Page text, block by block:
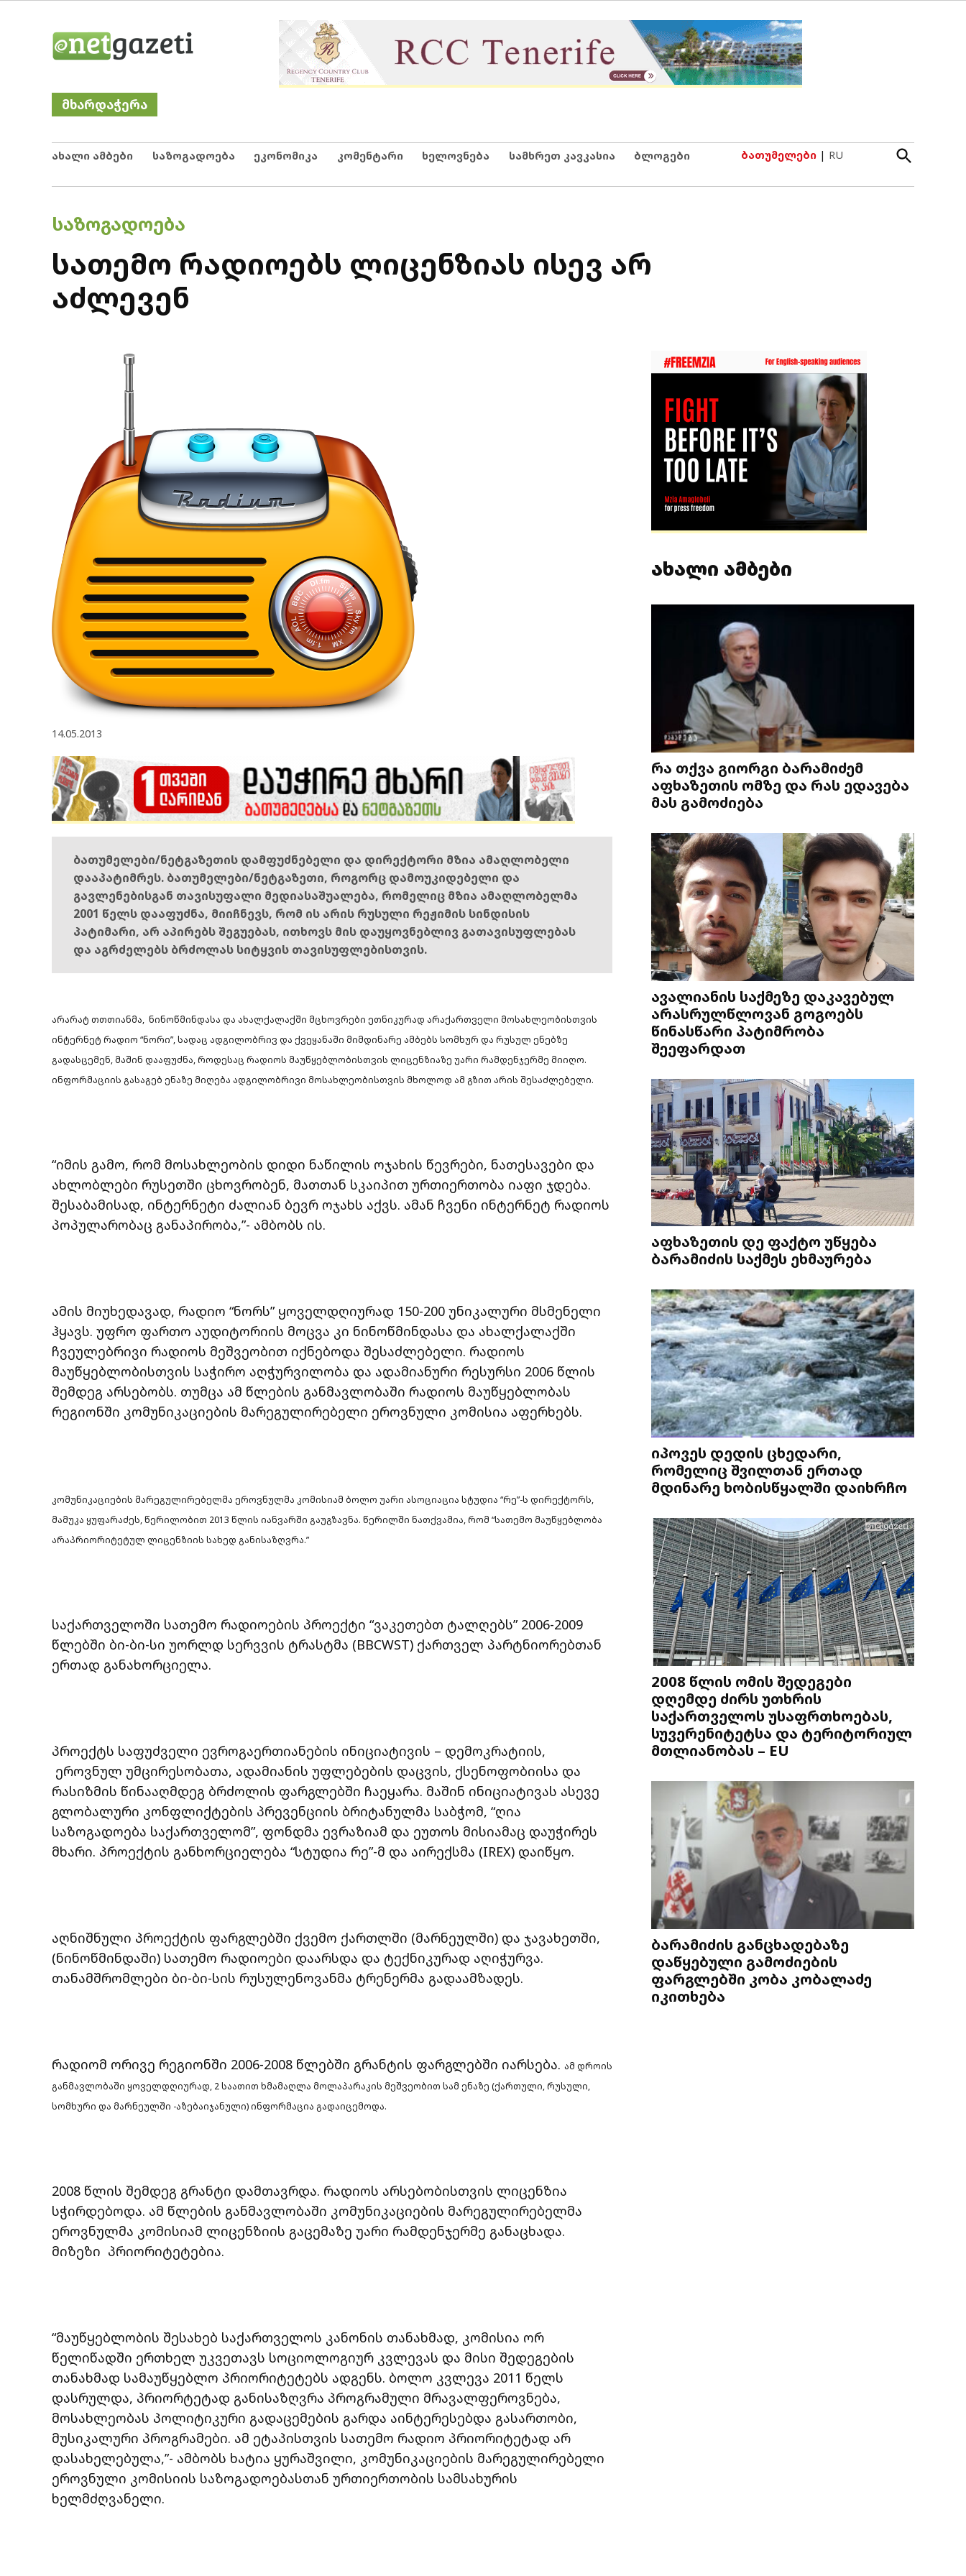
Netgazeti
მხარდაჭერა
ახალი ამბები საზოგადოება ეკონომიკა კომენტარი ხელოვნება სამხრეთ კავკასია ბლოგები ბათუმელები | RU
Open
Search
POSTED
ᲡᲐᲖᲝᲒᲐᲓᲝᲔᲑᲐ
სათემო რადიოებს ლიცენზიას ისევ არ
აძლევენ
14.05.2013
ბათუმელები/ნეტგაზეთის დამფუძნებელი და დირექტორი მზია ამაღლობელი
დააპატიმრეს. ბათუმელები/ნეტგაზეთი, როგორც დამოუკიდებელი და
გავლენებისგან თავისუფალი მედიასაშუალება, რომელიც მზია ამაღლობელმა
2001 წელს დააფუძნა, მიიჩნევს, რომ ის არის რუსული რეჟიმის სინდისის
პატიმარი, არ აპირებს შეგუებას, ითხოვს მის დაუყოვნებლივ გათავისუფლებას
და აგრძელებს ბრძოლას სიტყვის თავისუფლებისთვის.
არარატ თთთიანმა, ნინოწმინდასა და ახალქალაქში მცხოვრები ეთნიკურად არაქართველი მოსახლეობისთვის
ინტერნეტ რადიო “ნორი”, სადაც ადგილობრივ და ქვეყანაში მიმდინარე ამბებს სომხურ და რუსულ ენებზე
გადასცემენ, მაშინ დააფუძნა, როდესაც რადიოს მაუწყებლობისთვის ლიცენზიაზე უარი რამდენჯერმე მიიღო.
ინფორმაციის გასაგებ ენაზე მიღება ადგილობრივი მოსახლეობისთვის მხოლოდ ამ გზით არის შესაძლებელი.
“იმის გამო, რომ მოსახლეობის დიდი ნაწილის ოჯახის წევრები, ნათესავები და
ახლობლები რუსეთში ცხოვრობენ, მათთან სკაიპით ურთიერთობა იაფი ჯდება.
შესაბამისად, ინტერნეტი ძალიან ბევრ ოჯახს აქვს. ამან ჩვენი ინტერნეტ რადიოს
პოპულარობაც განაპირობა,”- ამბობს ის.
ამის მიუხედავად, რადიო “ნორს” ყოველდღიურად 150-200 უნიკალური მსმენელი
ჰყავს. უფრო ფართო აუდიტორიის მოცვა კი ნინოწმინდასა და ახალქალაქში
ჩვეულებრივი რადიოს მეშვეობით იქნებოდა შესაძლებელი. რადიოს
მაუწყებლობისთვის საჭირო აღჭურვილობა და ადამიანური რესურსი 2006 წლის
შემდეგ არსებობს. თუმცა ამ წლების განმავლობაში რადიოს მაუწყებლობას
რეგიონში კომუნიკაციების მარეგულირებელი ეროვნული კომისია აფერხებს.
კომუნიკაციების მარეგულირებელმა ეროვნულმა კომისიამ ბოლო უარი ასოციაცია სტუდია “რე”-ს დირექტორს,
მამუკა ყუფარაძეს, წერილობით 2013 წლის იანვარში გაუგზავნა. წერილში ნათქვამია, რომ “სათემო მაუწყებლობა
არაპრიორიტეტულ ლიცენზიის სახედ განისაზღვრა.”
საქართველოში სათემო რადიოების პროექტი “ვაკეთებთ ტალღებს” 2006-2009
წლებში ბი-ბი-სი უორლდ სერვვის ტრასტმა (BBCWST) ქართველ პარტნიორებთან
ერთად განახორციელა.
პროექტს საფუძველი ევროგაერთიანების ინიციატივის – დემოკრატიის,
ეროვნულ უმცირესობათა, ადამიანის უფლებების დაცვის, ქსენოფობიისა და
რასიზმის წინააღმდეგ ბრძოლის ფარგლებში ჩაეყარა. მაშინ ინიციატივას ასევე
გლობალური კონფლიქტების პრევენციის ბრიტანულმა საბჭომ, “ღია
საზოგადოება საქართველომ”, ფონდმა ევრაზიამ და ეუთოს მისიამაც დაუჭირეს
მხარი. პროექტის განხორციელება “სტუდია რე”-მ და აირექსმა (IREX) დაიწყო.
აღნიშნული პროექტის ფარგლებში ქვემო ქართლში (მარნეულში) და ჯავახეთში,
(ნინოწმინდაში) სათემო რადიოები დაარსდა და ტექნიკურად აღიჭურვა.
თანამშრომლები ბი-ბი-სის რუსულენოვანმა ტრენერმა გადაამზადეს.
რადიომ ორივე რეგიონში 2006-2008 წლებში გრანტის ფარგლებში იარსება. ამ დროის
განმავლობაში ყოველდღიურად, 2 საათით ხმამაღლა მოლაპარაკის მეშვეობით სამ ენაზე (ქართული, რუსული,
სომხური და მარნეულში -აზებაიჯანული) ინფორმაცია გადაიცემოდა.
2008 წლის შემდეგ გრანტი დამთავრდა. რადიოს არსებობისთვის ლიცენზია
სჭირდებოდა. ამ წლების განმავლობაში კომუნიკაციების მარეგულირებელმა
ეროვნულმა კომისიამ ლიცენზიის გაცემაზე უარი რამდენჯერმე განაცხადა.
მიზეზი პრიორიტეტებია.
“მაუწყებლობის შესახებ საქართველოს კანონის თანახმად, კომისია ორ
წელიწადში ერთხელ უკვეთავს სოციოლოგიურ კვლევას და მისი შედეგების
თანახმად სამაუწყებლო პრიორიტეტებს ადგენს. ბოლო კვლევა 2011 წელს
დასრულდა, პრიორტეტად განისაზღვრა პროგრამული მრავალფეროვნება,
მოსახლეობას პოლიტიკური გადაცემების გარდა აინტერესებდა გასართობი,
მუსიკალური პროგრამები. ამ ეტაპისთვის სათემო რადიო პრიორიტეტად არ
დასახელებულა,”- ამბობს ხატია ყურაშვილი, კომუნიკაციების მარეგულირებელი
ეროვნული კომისიის საზოგადოებასთან ურთიერთობის სამსახურის
ხელმძღვანელი.
ახალი ამბები
რა თქვა გიორგი ბარამიძემ
აფხაზეთის ომზე და რას ედავება
მას გამოძიება
ავალიანის საქმეზე დაკავებულ
არასრულწლოვან გოგოებს
წინასწარი პატიმრობა
შეეფარდათ
აფხაზეთის დე ფაქტო უწყება
ბარამიძის საქმეს ეხმაურება
იპოვეს დედის ცხედარი,
რომელიც შვილთან ერთად
მდინარე ხობისწყალში დაიხრჩო
2008 წლის ომის შედეგები
დღემდე ძირს უთხრის
საქართველოს უსაფრთხოებას,
სუვერენიტეტსა და ტერიტორიულ
მთლიანობას – EU
ბარამიძის განცხადებაზე
დაწყებული გამოძიების
ფარგლებში კობა კობალაძე
იკითხება